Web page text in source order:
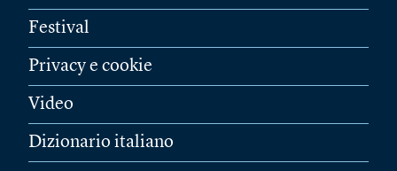
Festival
Privacy e cookie
Video
Dizionario italiano